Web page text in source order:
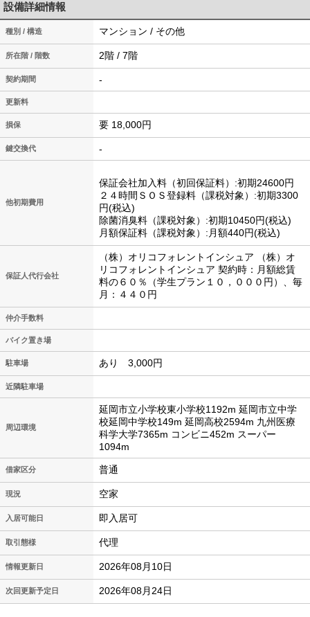
設備詳細情報
種別 / 構造 マンション / その他
所在階 / 階数 2階 / 7階
契約期間 -
更新料
損保 要 18,000円
鍵交換代 -
他初期費用
保証会社加入料（初回保証料）:初期24600円
２４時間ＳＯＳ登録料（課税対象）:初期3300
円(税込)
除菌消臭料（課税対象）:初期10450円(税込)
月額保証料（課税対象）:月額440円(税込)
保証人代行会社
（株）オリコフォレントインシュア （株）オ
リコフォレントインシュア 契約時：月額総賃
料の６０％（学生プラン１０，０００円）、毎
月：４４０円
仲介手数料
バイク置き場
駐車場 あり 3,000円
近隣駐車場
周辺環境
延岡市立小学校東小学校1192m 延岡市立中学
校延岡中学校149m 延岡高校2594m 九州医療
科学大学7365m コンビニ452m スーパー
1094m
借家区分 普通
現況 空家
入居可能日 即入居可
取引態様 代理
情報更新日 2026年08月10日
次回更新予定日 2026年08月24日